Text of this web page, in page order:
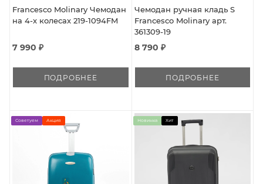
Francesco Molinary Чемодан
на 4-х колесах 219-1094FM
7 990 ₽
ПОДРОБНЕЕ
Чемодан ручная кладь S
Francesco Molinary арт.
361309-19
8 790 ₽
ПОДРОБНЕЕ
Советуем Акция Новинка Хит